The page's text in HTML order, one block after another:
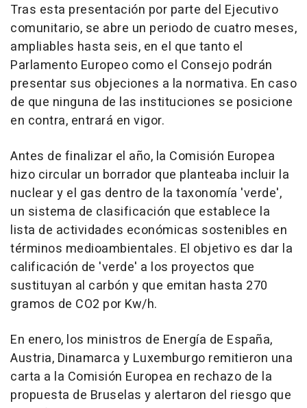
Tras esta presentación por parte del Ejecutivo
comunitario, se abre un periodo de cuatro meses,
ampliables hasta seis, en el que tanto el
Parlamento Europeo como el Consejo podrán
presentar sus objeciones a la normativa. En caso
de que ninguna de las instituciones se posicione
en contra, entrará en vigor.
Antes de finalizar el año, la Comisión Europea
hizo circular un borrador que planteaba incluir la
nuclear y el gas dentro de la taxonomía 'verde',
un sistema de clasificación que establece la
lista de actividades económicas sostenibles en
términos medioambientales. El objetivo es dar la
calificación de 'verde' a los proyectos que
sustituyan al carbón y que emitan hasta 270
gramos de CO2 por Kw/h.
En enero, los ministros de Energía de España,
Austria, Dinamarca y Luxemburgo remitieron una
carta a la Comisión Europea en rechazo de la
propuesta de Bruselas y alertaron del riesgo que